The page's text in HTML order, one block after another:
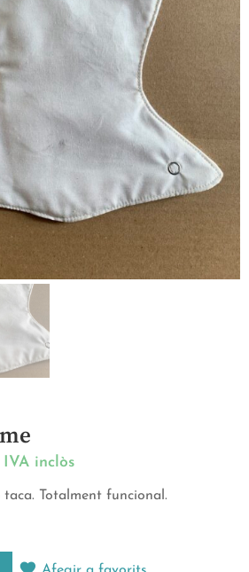
IVA inclòs
Totalment funcional.